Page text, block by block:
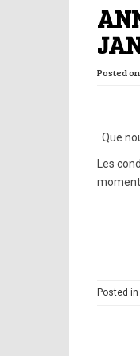
Posted on
Que
Les
Posted in